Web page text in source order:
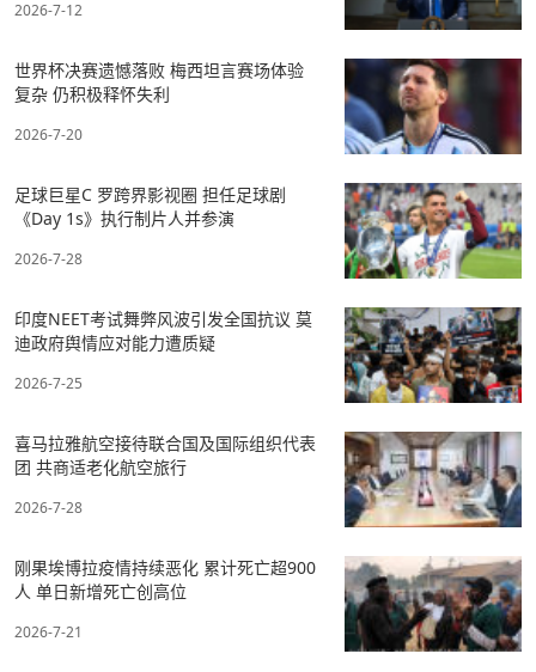
2026-7-12
世界杯决赛遗憾落败 梅西坦言赛场体验
复杂 仍积极释怀失利
2026-7-20
足球巨星C 罗跨界影视圈 担任足球剧
《Day 1s》执行制片人并参演
2026-7-28
印度NEET考试舞弊风波引发全国抗议 莫
迪政府舆情应对能力遭质疑
2026-7-25
喜马拉雅航空接待联合国及国际组织代表
团 共商适老化航空旅行
2026-7-28
刚果埃博拉疫情持续恶化 累计死亡超900
人 单日新增死亡创高位
2026-7-21